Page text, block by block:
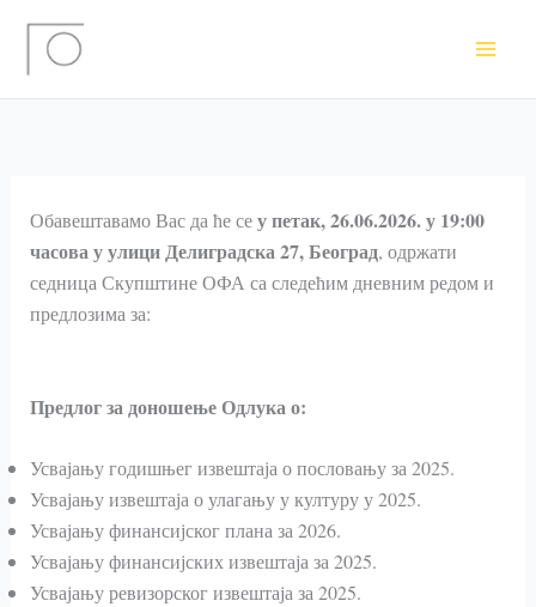
садржај
Обавештавамо Вас да ће сеу петак, 26.06.2026. у 19:00
часова у улици Делиградска 27, Београд, одржати
седница Скупштине ОФА са следећим дневним редом и
предлозима за:
Предлог за доношење Одлука о:
Усвајању годишњег извештаја о пословању за 2025.
Усвајању извештаја о улагању у културу у 2025.
Усвајању финансијског плана за 2026.
Усвајању финансијских извештаја за 2025.
Усвајању ревизорског извештаја за 2025.